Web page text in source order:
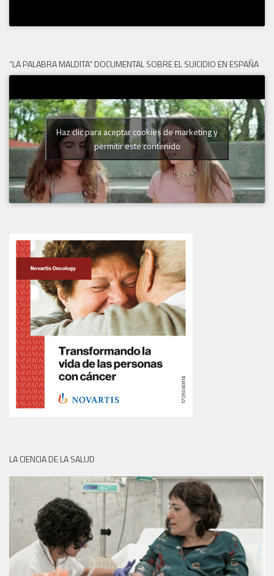
“LA PALABRA MALDITA” DOCUMENTAL SOBRE EL SUICIDIO EN ESPAÑA
Haz clic para aceptar cookies de marketing y
permitir este contenido
LA CIENCIA DE LA SALUD